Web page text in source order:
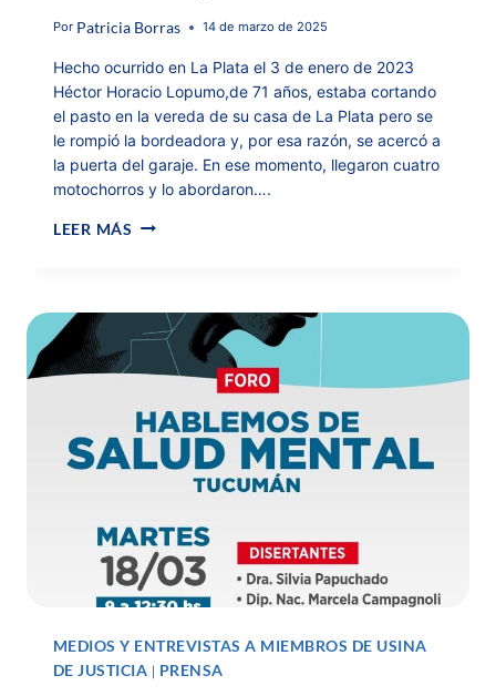
Por Patricia Borras 14 de marzo de 2025
Hecho ocurrido en La Plata el 3 de enero de 2023
Héctor Horacio Lopumo,de 71 años, estaba cortando
el pasto en la vereda de su casa de La Plata pero se
le rompió la bordeadora y, por esa razón, se acercó a
la puerta del garaje. En ese momento, llegaron cuatro
motochorros y lo abordaron….
LEER MÁS
MEDIOS Y ENTREVISTAS A MIEMBROS DE USINA
DE JUSTICIA
PRENSA